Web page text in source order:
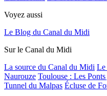
Voyez aussi
Le Blog du Canal du Midi
Sur le Canal du Midi
La source du Canal du Midi Le
Naurouze Toulouse : Les
Tunnel du Malpas Écluse de